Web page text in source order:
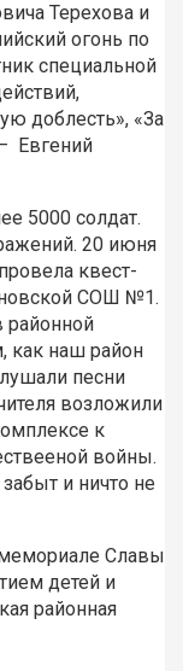
Терехова и
огонь по
специальной
доблесть», «За
Евгений
5000 солдат.
20 июня
квест-
СОШ №1.
районной
как наш район
песни
возложили
к
войны.
и ничто не
Славы
детей и
районная